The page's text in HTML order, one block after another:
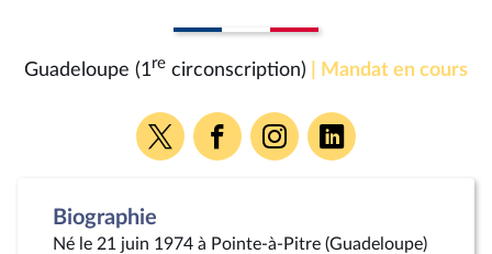
Guadeloupe (1re circonscription) | Mandat en cours
Voir
la
Voir
la
Voir
la
Voir
la
Biographie
Né le 21 juin 1974 à Pointe-à-Pitre (Guadeloupe)